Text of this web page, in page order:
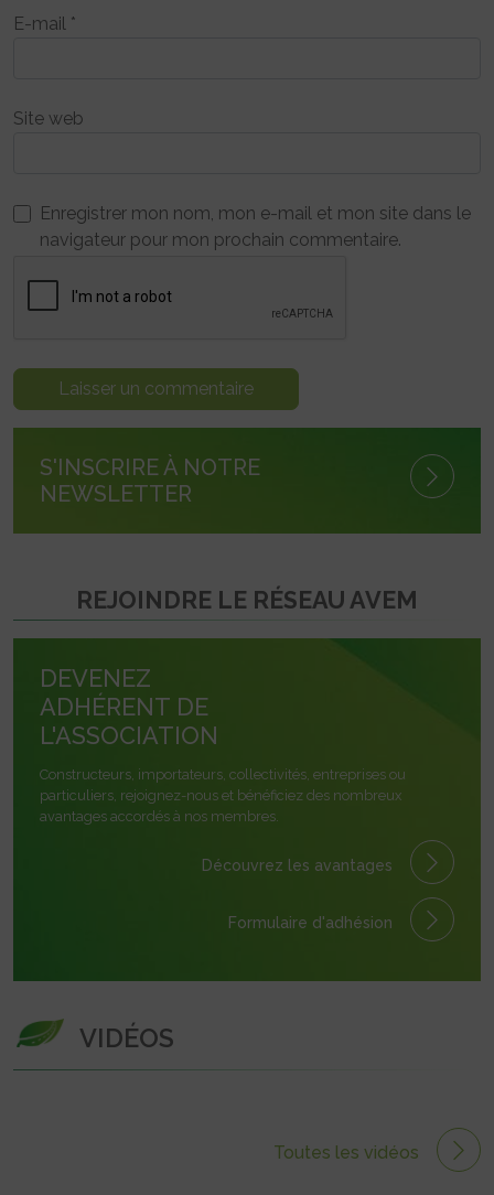
E-mail *
Site web
Enregistrer mon nom, mon e-mail et mon site dans le
navigateur pour mon prochain commentaire.
S'INSCRIRE À NOTRE
NEWSLETTER
REJOINDRE LE RÉSEAU AVEM
DEVENEZ
ADHÉRENT DE
L'ASSOCIATION
Constructeurs, importateurs, collectivités, entreprises ou
particuliers, rejoignez-nous et bénéficiez des nombreux
avantages accordés à nos membres.
Découvrez les avantages
Formulaire d'adhésion
VIDÉOS
Toutes les vidéos